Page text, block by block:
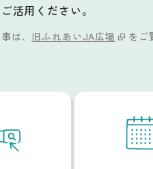
活用ください。
は、 旧ふれあいJA広場 をご